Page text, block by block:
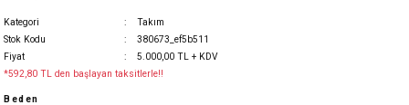
Kategori
Takım
Stok Kodu
380673_ef5b511
Fiyat
5.000,00 TL + KDV
*592,80 TL den başlayan taksitlerle!!
Beden